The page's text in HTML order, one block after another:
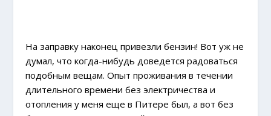
На заправку наконец привезли бензин! Вот уж не
думал, что когда-нибудь доведется радоваться
подобным вещам. Опыт проживания в течении
длительного времени без электричества и
отопления у меня еще в Питере был, а вот без